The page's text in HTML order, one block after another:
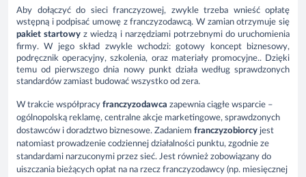
Aby dołączyć do sieci franczyzowej, zwykle trzeba wnieść opłatę
wstępną i podpisać umowę z franczyzodawcą. W zamian otrzymuje się
pakiet startowy z wiedzą i narzędziami potrzebnymi do uruchomienia
firmy. W jego skład zwykle wchodzi: gotowy koncept biznesowy,
podręcznik operacyjny, szkolenia, oraz materiały promocyjne.. Dzięki
temu od pierwszego dnia nowy punkt działa według sprawdzonych
standardów zamiast budować wszystko od zera.
W trakcie współpracy franczyzodawca zapewnia ciągłe wsparcie –
ogólnopolską reklamę, centralne akcje marketingowe, sprawdzonych
dostawców i doradztwo biznesowe. Zadaniem franczyzobiorcy jest
natomiast prowadzenie codziennej działalności punktu, zgodnie ze
standardami narzuconymi przez sieć. Jest również zobowiązany do
uiszczania bieżących opłat na na rzecz franczyzodawcy (np. miesięcznej